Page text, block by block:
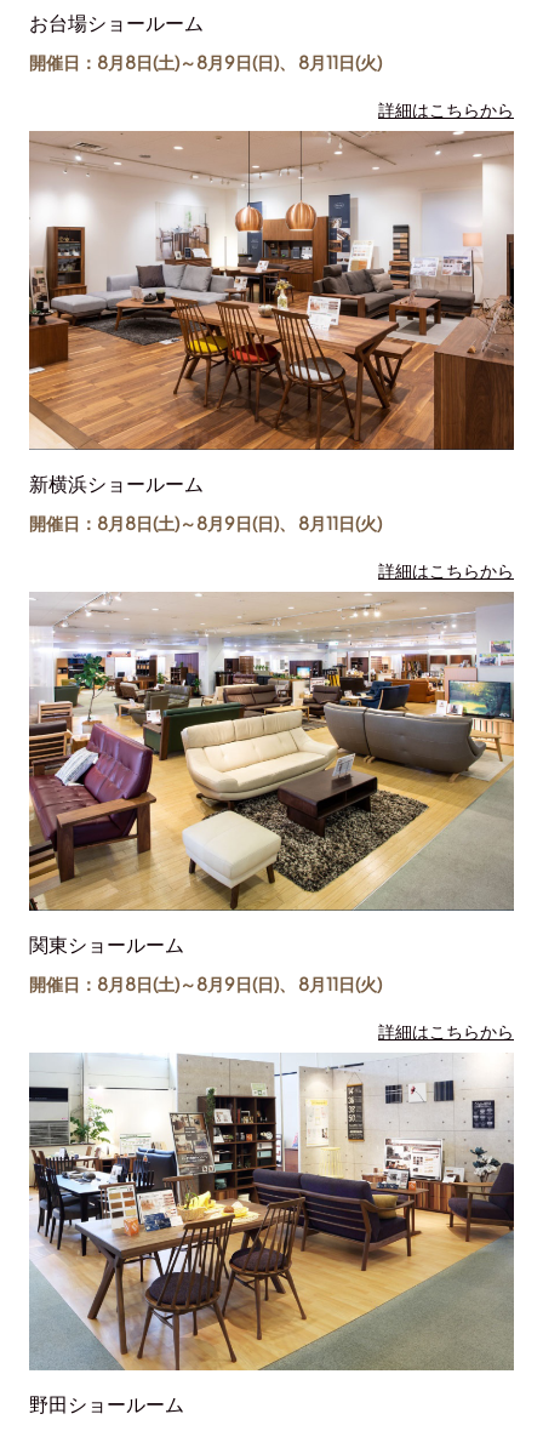
お台場ショールーム
開催日：8月8日(土)～8月9日(日)、 8月11日(火)
詳細はこちらから
新横浜ショールーム
開催日：8月8日(土)～8月9日(日)、 8月11日(火)
詳細はこちらから
関東ショールーム
開催日：8月8日(土)～8月9日(日)、 8月11日(火)
詳細はこちらから
野田ショールーム